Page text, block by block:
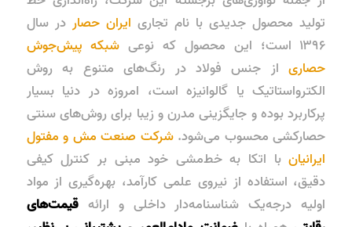
تولید محصول جدیدی با نام تجاری ایران حصار در سال
۱۳۹۶ است؛ این محصول که نوعی
شبکه پیش‌جوش
حصاریاز جنس فولاد در رنگ‌های متنوع به روش
الکترواستاتیک یا گالوانیزه است، امروزه در دنیا بسیار
پرکاربرد بوده و جایگزینی مدرن و زیبا برای روش‌های سنتی
حصارکشی محسوب می‌شود.شرکت صنعت مش و مفتول
ایرانیانبا اتکا به خط‌مشی خود مبنی بر کنترل کیفی
دقیق، استفاده از نیروی علمی کارآمد، بهره‌گیری از مواد
اولیه درجه‌یک شناسنامه‌دار داخلی و ارائهقیمت‌های